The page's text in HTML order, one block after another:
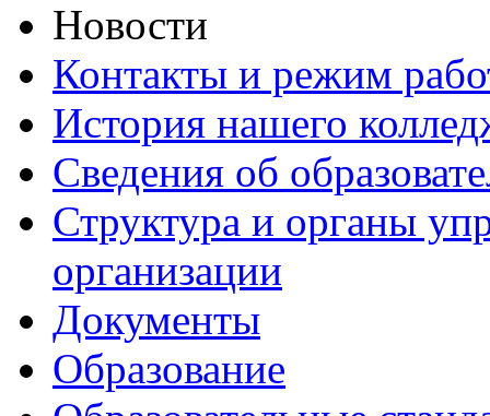
Новости
Контакты и режим
История нашего
Сведения об
Структура и органы
организации
Документы
Образование